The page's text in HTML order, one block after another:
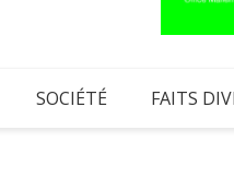
SOCIÉTÉ FAITS